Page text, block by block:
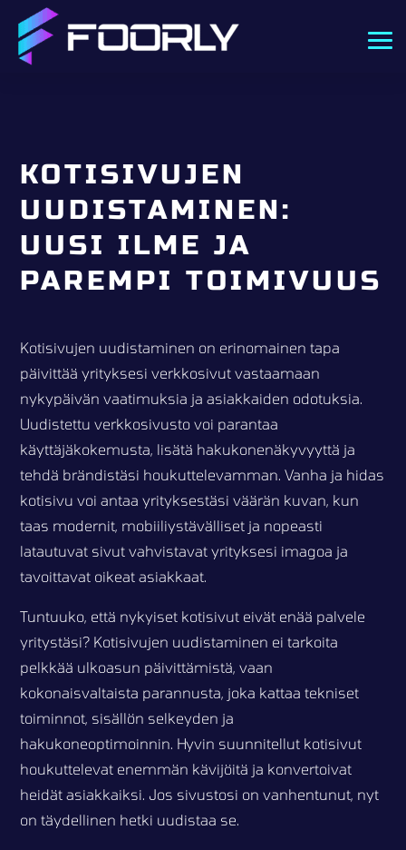
KOTISIVUJEN
UUDISTAMINEN:
UUSI ILME JA
PAREMPI TOIMIVUUS
Kotisivujen uudistaminen on erinomainen tapa
päivittää yrityksesi verkkosivut vastaamaan
nykypäivän vaatimuksia ja asiakkaiden odotuksia.
Uudistettu verkkosivusto voi parantaa
käyttäjäkokemusta, lisätä hakukonenäkyvyyttä ja
tehdä brändistäsi houkuttelevamman. Vanha ja hidas
kotisivu voi antaa yrityksestäsi väärän kuvan, kun
taas modernit, mobiiliystävälliset ja nopeasti
latautuvat sivut vahvistavat yrityksesi imagoa ja
tavoittavat oikeat asiakkaat.
Tuntuuko, että nykyiset kotisivut eivät enää palvele
yritystäsi? Kotisivujen uudistaminen ei tarkoita
pelkkää ulkoasun päivittämistä, vaan
kokonaisvaltaista parannusta, joka kattaa tekniset
toiminnot, sisällön selkeyden ja
hakukoneoptimoinnin. Hyvin suunnitellut kotisivut
houkuttelevat enemmän kävijöitä ja konvertoivat
heidät asiakkaiksi. Jos sivustosi on vanhentunut, nyt
on täydellinen hetki uudistaa se.